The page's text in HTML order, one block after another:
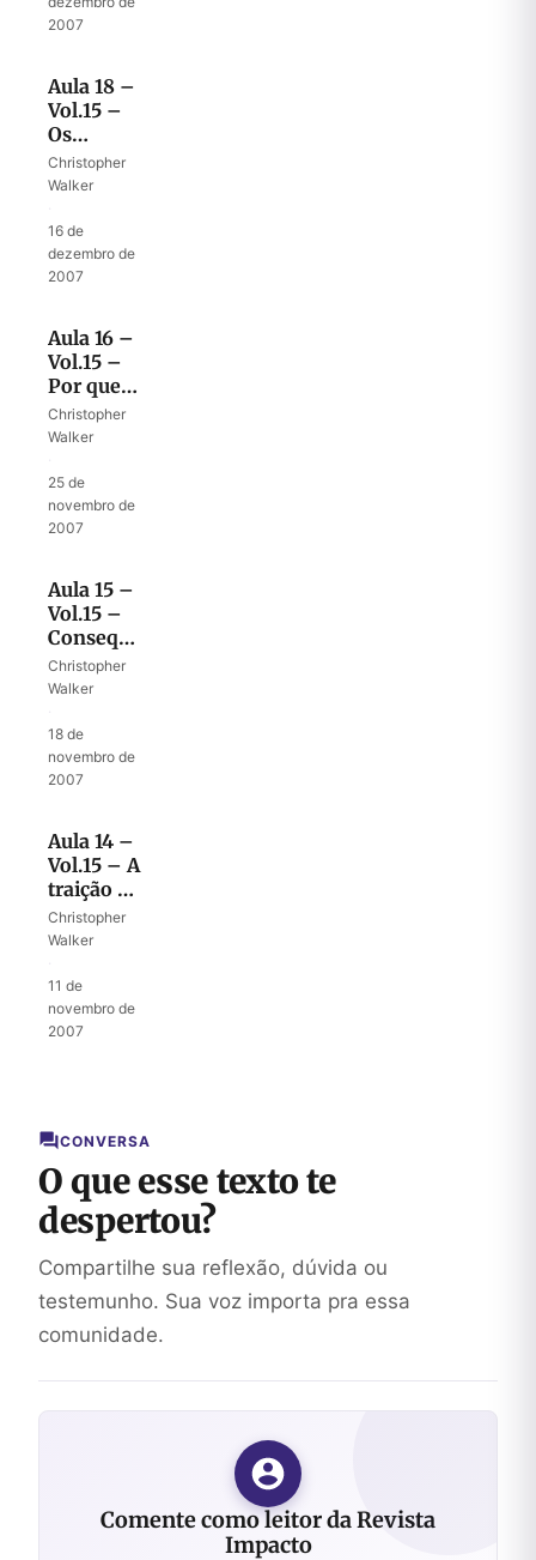
2007
Aula 18 –
Vol.15 –
Os
filisteus e
os
Christopher
Walker
16 de
dezembro de
2007
Aula 16 –
Vol.15 –
Por que
os filhos
de Saul?
Christopher
Walker
25 de
novembro de
2007
Aula 15 –
Vol.15 –
Consequências
de uma
aliança
Christopher
Walker
18 de
novembro de
2007
Aula 14 –
Vol.15 – A
traição de
Joabe
Christopher
Walker
11 de
novembro de
2007
CONVERSA
O que esse texto te
despertou?
Compartilhe sua reflexão, dúvida ou
testemunho. Sua voz importa pra essa
comunidade.
Comente como leitor da Revista
Impacto